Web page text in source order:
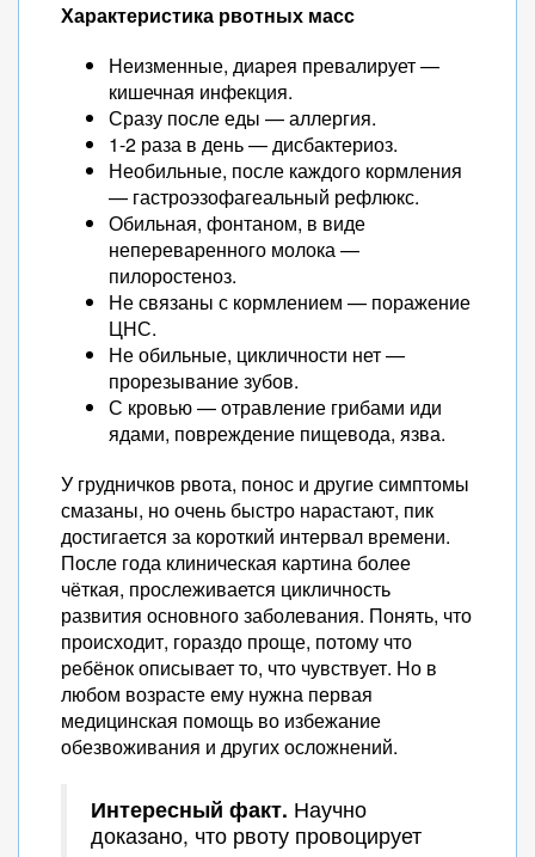
Характеристика рвотных масс
Неизменные, диарея превалирует —
кишечная инфекция.
Сразу после еды — аллергия.
1-2 раза в день — дисбактериоз.
Необильные, после каждого кормления
— гастроэзофагеальный рефлюкс.
Обильная, фонтаном, в виде
непереваренного молока —
пилоростеноз.
Не связаны с кормлением — поражение
ЦНС.
Не обильные, цикличности нет —
прорезывание зубов.
С кровью — отравление грибами иди
ядами, повреждение пищевода, язва.
У грудничков рвота, понос и другие симптомы
смазаны, но очень быстро нарастают, пик
достигается за короткий интервал времени.
После года клиническая картина более
чёткая, прослеживается цикличность
развития основного заболевания. Понять, что
происходит, гораздо проще, потому что
ребёнок описывает то, что чувствует. Но в
любом возрасте ему нужна первая
медицинская помощь во избежание
обезвоживания и других осложнений.
Интересный факт. Научно
доказано, что рвоту провоцирует